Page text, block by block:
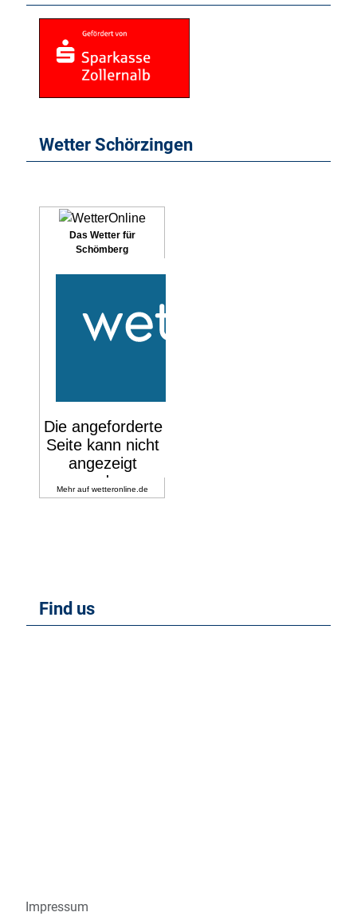
Wetter Schörzingen
Das Wetter für
Schömberg
Mehr auf wetteronline.de
Find us
Impressum